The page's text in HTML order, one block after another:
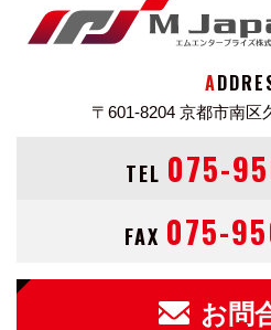
〒601-8204 京都市南区
TEL 075-
FAX 075-
お問